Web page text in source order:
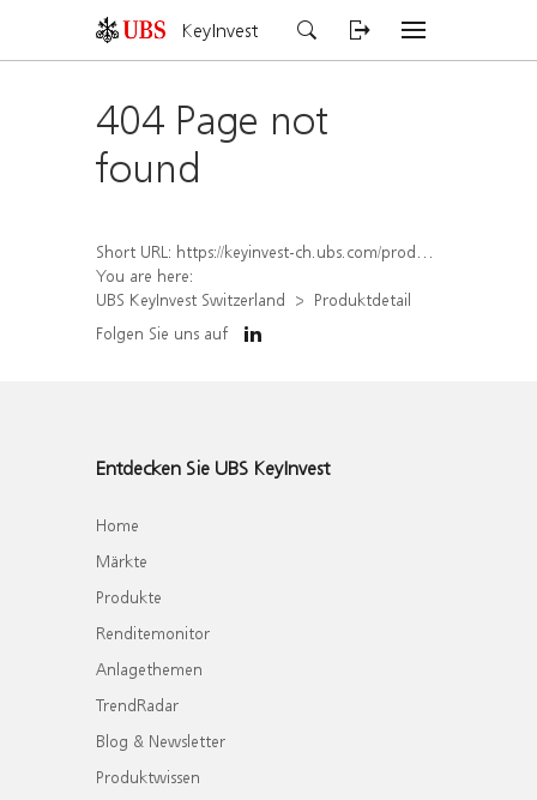
KeyInvest
404 Page not
found
Short URL: https://keyinvest-ch.ubs.com/produkt/detail/index/isin/CH1576890128
You are here:
UBS KeyInvest Switzerland
Produktdetail
Folgen Sie uns auf
Entdecken Sie UBS KeyInvest
Home
Märkte
Produkte
Renditemonitor
Anlagethemen
TrendRadar
Blog & Newsletter
Produktwissen